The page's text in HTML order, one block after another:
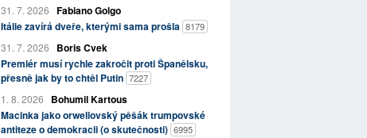
31. 7. 2026 Fabiano Golgo
Itálie zavírá dveře, kterými sama prošla 8179
31. 7. 2026
Boris Cvek
Premiér musí rychle zakročit proti Španělsku,
přesně jak by to chtěl Putin 7227
1. 8. 2026
Bohumil Kartous
Macinka jako orwellovský pěšák trumpovské
antiteze o demokracii (o skutečnosti) 6995